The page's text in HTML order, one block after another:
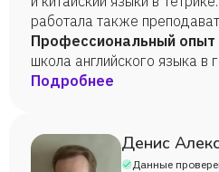
работала также
китайских школах. Буду
занятиях, ведь
каждому!
Профессиональный опыт
школа английского языка в
Подробнее
Денис
Данные